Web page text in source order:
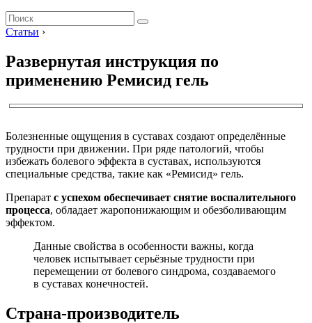
Статьи ›
Развернутая инструкция по
применению Ремисид гель
Болезненные ощущения в суставах создают определённые
трудности при движении. При ряде патологий, чтобы
избежать болевого эффекта в суставах, используются
специальные средства, такие как «Ремисид» гель.
Препарат с успехом обеспечивает снятие воспалительного
процесса, обладает жаропонижающим и обезболивающим
эффектом.
Данные свойства в особенности важны, когда
человек испытывает серьёзные трудности при
перемещении от болевого синдрома, создаваемого
в суставах конечностей.
Страна-производитель